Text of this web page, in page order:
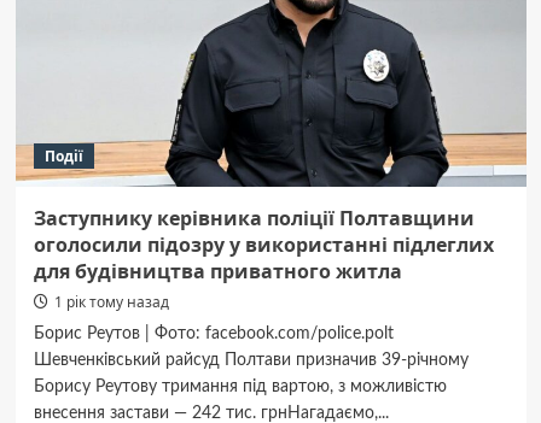
мобілізації
Події
Заступнику керівника поліції Полтавщини
оголосили підозру у використанні підлеглих
для будівництва приватного житла
1 рік тому назад
Борис Реутов | Фото: facebook.com/police.polt
Шевченківський райсуд Полтави призначив 39-річному
Борису Реутову тримання під вартою, з можливістю
внесення застави — 242 тис. грнНагадаємо,...